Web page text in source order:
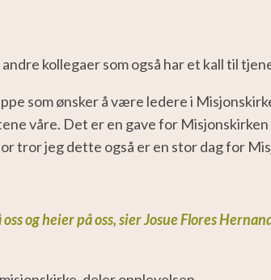
kollegaer som også har et kall til
som ønsker å være ledere i
våre. Det er en gave for
tror jeg dette også er en stordag for
og heier på oss, sier Josue Flores